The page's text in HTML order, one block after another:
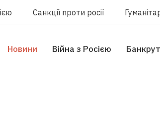
Санкції проти росії
Новини Війна з Росією